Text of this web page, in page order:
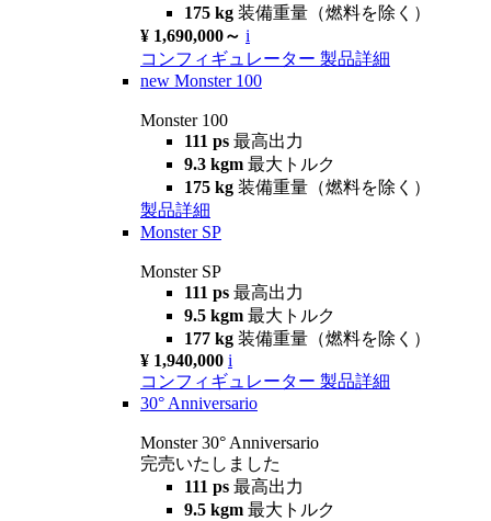
175 kg 装備重量（燃料を除く）
¥ 1,690,000～ i
コンフィギュレーター 製品詳細
new Monster 100
Monster 100
111 ps 最高出力
9.3 kgm 最大トルク
175 kg 装備重量（燃料を除く）
製品詳細
Monster SP
Monster SP
111 ps 最高出力
9.5 kgm 最大トルク
177 kg 装備重量（燃料を除く）
¥ 1,940,000 i
コンフィギュレーター 製品詳細
30° Anniversario
Monster 30° Anniversario
完売いたしました
111 ps 最高出力
9.5 kgm 最大トルク